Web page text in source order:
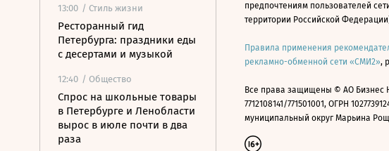
13:00 / Стиль жизни
Ресторанный гид
Петербурга: праздники еды
с десертами и музыкой
12:40 / Общество
Спрос на школьные товары
в Петербурге и Ленобласти
вырос в июле почти в два
раза
предпочтениям пользователей
территории Российской
Правила применения
рекламно-обменной сети «СМИ2»,
Все права защищены © АО
7712108141/771501001, ОГРН
муниципальный округ Марьина